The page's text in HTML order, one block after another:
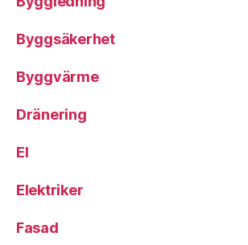
Byggsäkerhet
Byggvärme
Dränering
El
Elektriker
Fasad